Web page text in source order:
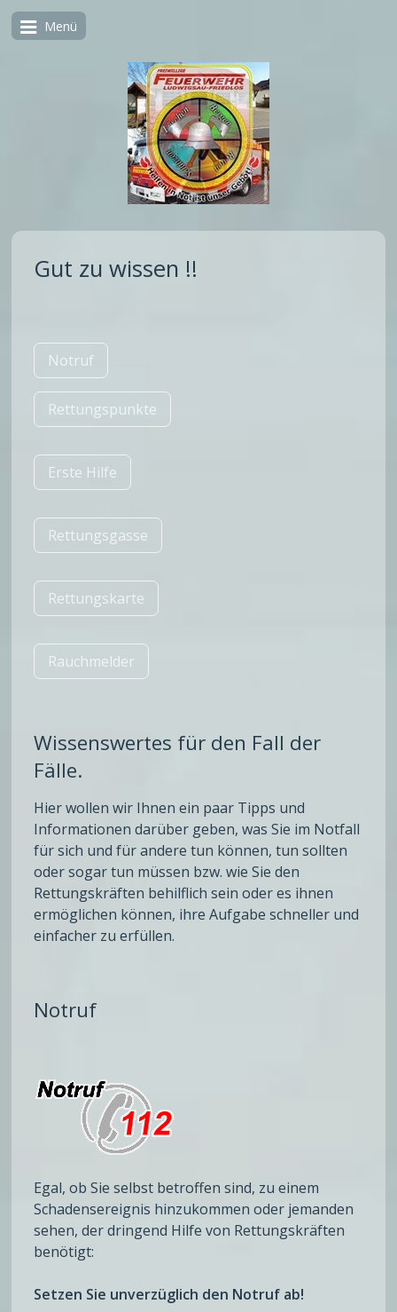
Menü
Gut zu wissen !!
Notruf
Rettungspunkte
Erste Hilfe
Rettungsgasse
Rettungskarte
Rauchmelder
Wissenswertes für den Fall der
Fälle.
Hier wollen wir Ihnen ein paar Tipps und
Informationen darüber geben, was Sie im Notfall
für sich und für andere tun können, tun sollten
oder sogar tun müssen bzw. wie Sie den
Rettungskräften behilflich sein oder es ihnen
ermöglichen können, ihre Aufgabe schneller und
einfacher zu erfüllen.
Notruf
Egal, ob Sie selbst betroffen sind, zu einem
Schadensereignis hinzukommen oder jemanden
sehen, der dringend Hilfe von Rettungskräften
benötigt:
Setzen Sie unverzüglich den Notruf ab!